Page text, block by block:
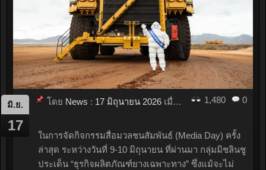
มิ.ย.
17
0
1,480
โดย News : 17 มิถุนายน 2026 เมื่อ 18:35
ในการจัดกิจกรรมสื่อมวลชนสัมพันธ์ (Media Day) ครั้ง
ล่าสุด ระหว่างวันที่ 9-10 มิถุนายน ที่ผ่านมา กลุ่มมิชลินชู
ประเด็น “ธุรกิจผลิตภัณฑ์ยางเฉพาะทาง” ซึ่งแม้จะไม่